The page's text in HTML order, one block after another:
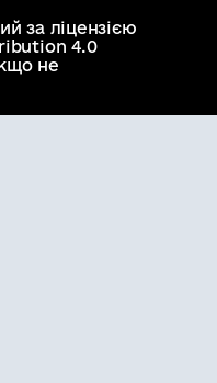
за ліцензією
4.0
не